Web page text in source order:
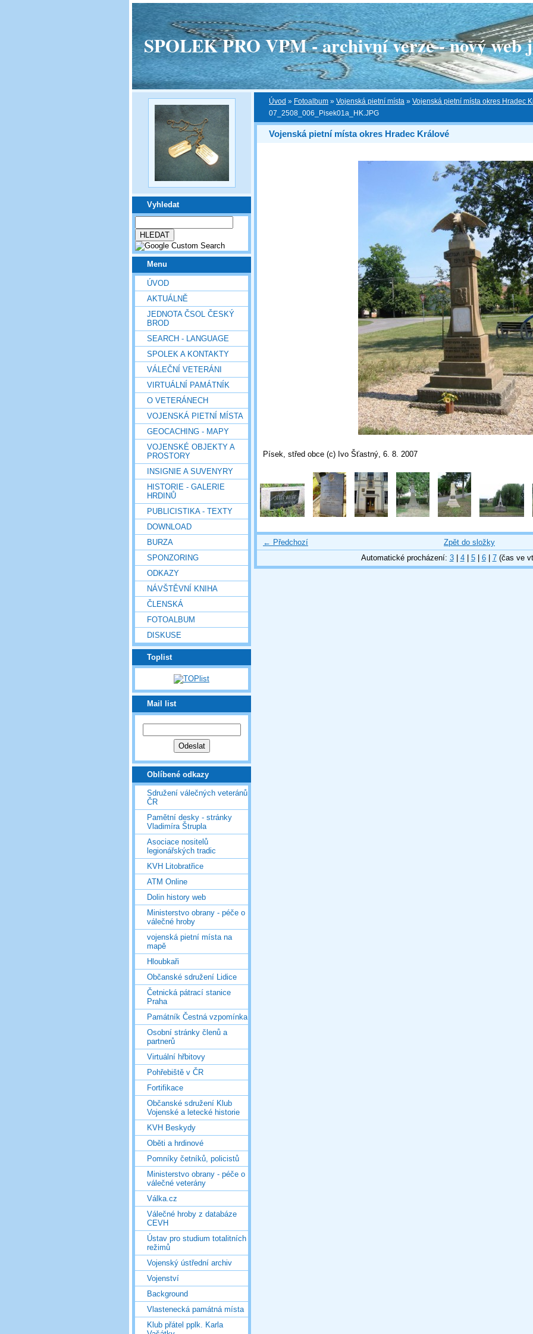
SPOLEK PRO VPM - archivní verze - nový web
Vyhledat
Menu
ÚVOD
AKTUÁLNĚ
JEDNOTA ČSOL ČESKÝ
BROD
SEARCH - LANGUAGE
SPOLEK A KONTAKTY
VÁLEČNÍ VETERÁNI
VIRTUÁLNÍ PAMÁTNÍK
O VETERÁNECH
VOJENSKÁ PIETNÍ MÍSTA
GEOCACHING - MAPY
VOJENSKÉ OBJEKTY A
PROSTORY
INSIGNIE A SUVENYRY
HISTORIE - GALERIE
HRDINŮ
PUBLICISTIKA - TEXTY
DOWNLOAD
BURZA
SPONZORING
ODKAZY
NÁVŠTĚVNÍ KNIHA
ČLENSKÁ
FOTOALBUM
DISKUSE
Toplist
Mail list
Oblíbené odkazy
Sdružení válečných veteránů
ČR
Pamětní desky - stránky
Vladimíra Štrupla
Asociace nositelů
legionářských tradic
KVH Litobratřice
ATM Online
Dolin history web
Ministerstvo obrany - péče o
válečné hroby
vojenská pietní místa na
mapě
Hloubkaři
Občanské sdružení Lidice
Četnická pátrací stanice
Praha
Památník Čestná vzpomínka
Osobní stránky členů a
partnerů
Virtuální hřbitovy
Pohřebiště v ČR
Fortifikace
Občanské sdružení Klub
Vojenské a letecké historie
KVH Beskydy
Oběti a hrdinové
Pomníky četníků, policistů
Ministerstvo obrany - péče o
válečné veterány
Válka.cz
Válečné hroby z databáze
CEVH
Ústav pro studium totalitních
režimů
Vojenský ústřední archiv
Vojenství
Background
Vlastenecká památná místa
Klub přátel pplk. Karla
Úvod » Fotoalbum » Vojenská pietní místa » Vojenská pietní místa okres Hradec
07_2508_006_Pisek01a_HK.JPG
Vojenská pietní místa okres Hradec Králové
Písek, střed obce (c) Ivo Šťastný, 6. 8. 2007
← Předchozí
Zpět do složky
Automatické procházení: 3| 4| 5| 6| 7(čas ve